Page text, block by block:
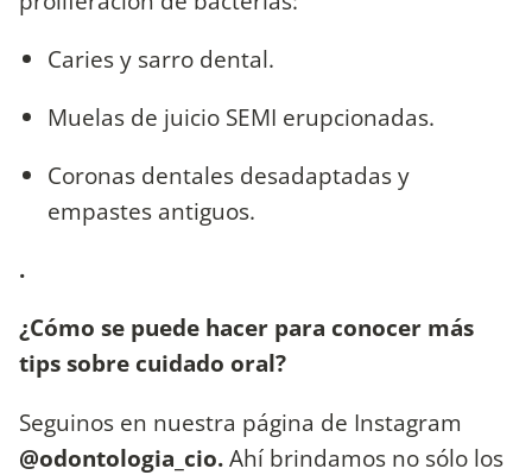
Caries y sarro dental.
Muelas de juicio SEMI erupcionadas.
Coronas dentales desadaptadas y
empastes antiguos.
.
¿Cómo se puede hacer para conocer más
tips sobre cuidado oral?
Seguinos en nuestra página de Instagram
@odontologia_cio.Ahí brindamos no sólo los